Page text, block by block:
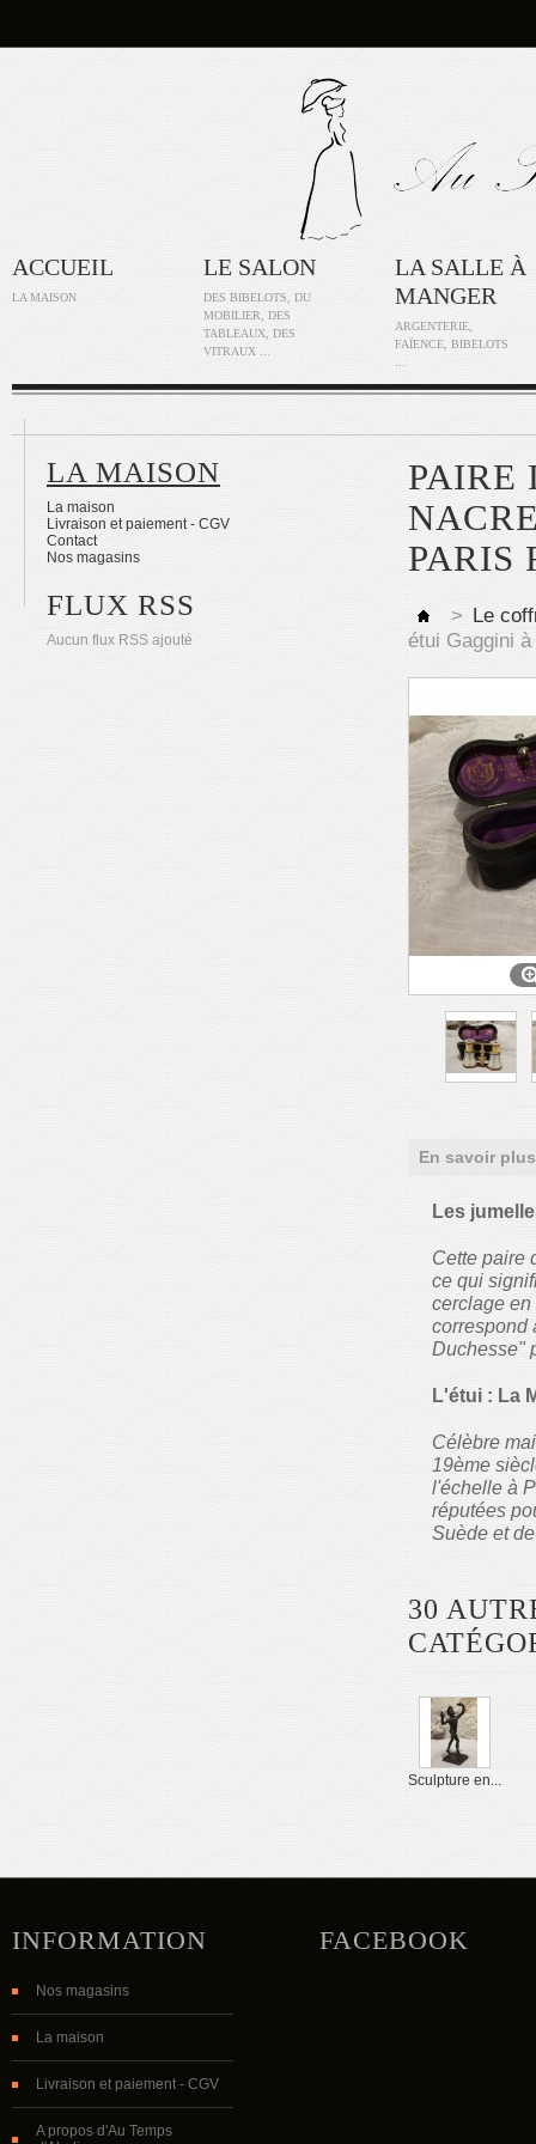
ACCUEIL
LA MAISON
LE SALON
DES BIBELOTS, DU
MOBILIER, DES
TABLEAUX, DES
VITRAUX ...
LA SALLE À
MANGER
ARGENTERIE,
FAÏENCE, BIBELOTS
LA MAISON
La maison
Livraison et paiement - CGV
Contact
Nos magasins
FLUX RSS
Aucun flux RSS ajouté
PAIRE
PARIS
> Le
étui Gaggini
En savoir plus
Les
Cette paire
ce qui
cerclage
correspond
Duchesse"
L'étui : La
Célèbre
19ème
l'échelle à
réputées
Suède et
30
Sculpture en...
INFORMATION
Nos magasins
La maison
Livraison et paiement - CGV
A propos d'Au Temps
FACEBOOK